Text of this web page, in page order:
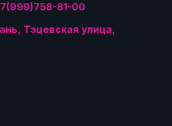
81-00
Тэцевская улица,